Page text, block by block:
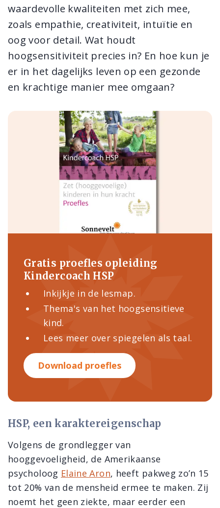
waardevolle kwaliteiten met zich mee,
zoals empathie, creativiteit, intuïtie en
oog voor detail. Wat houdt
hoogsensitiviteit precies in? En hoe kun je
er in het dagelijks leven op een gezonde
en krachtige manier mee omgaan?
Gratis proefles opleiding
Kindercoach HSP
Inkijkje in de lesmap.
Thema's van het hoogsensitieve
kind.
Lees meer over spiegelen als taal.
Download proefles
HSP, een karaktereigenschap
Volgens de grondlegger van
hooggevoeligheid, de Amerikaanse
psycholoog Elaine Aron, heeft pakweg zo’n 15
tot 20% van de mensheid ermee te maken. Zij
noemt het geen ziekte, maar eerder een